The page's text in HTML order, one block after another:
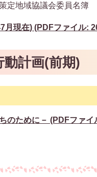
定地域協議会委員名簿
月現在) (PDFファイル:
動計画(前期)
のために－ (PDFファ